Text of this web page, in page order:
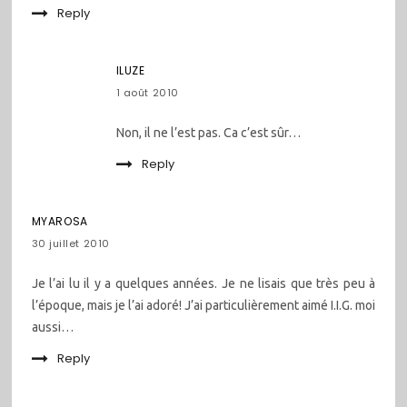
Reply
ILUZE
1 août 2010
Non, il ne l’est pas. Ca c’est sûr…
Reply
MYAROSA
30 juillet 2010
Je l’ai lu il y a quelques années. Je ne lisais que très peu à
l’époque, mais je l’ai adoré! J’ai particulièrement aimé I.I.G. moi
aussi…
Reply